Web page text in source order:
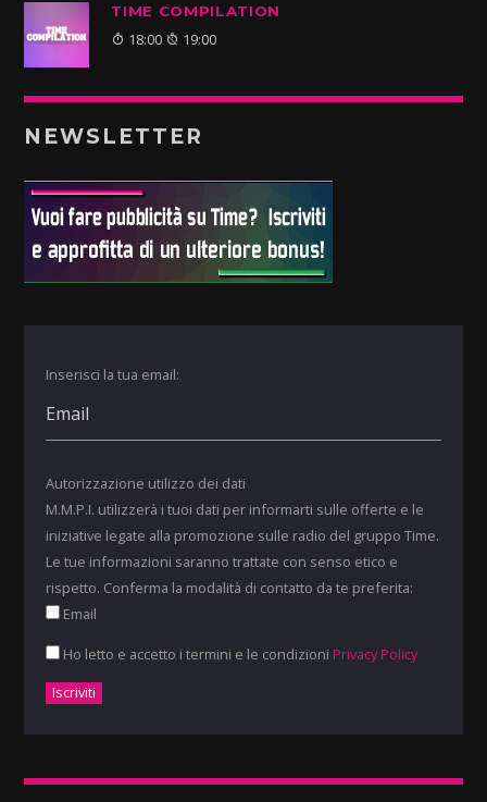
TIME COMPILATION
18:00 19:00
NEWSLETTER
Inserisci la tua email:
Autorizzazione utilizzo dei dati
M.M.P.I. utilizzerà i tuoi dati per informarti sulle offerte e le
iniziative legate alla promozione sulle radio del gruppo Time.
Le tue informazioni saranno trattate con senso etico e
rispetto. Conferma la modalità di contatto da te preferita:
Email
Ho letto e accetto i termini e le condizioni Privacy Policy